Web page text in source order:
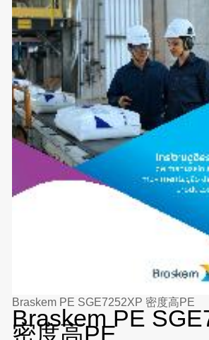
Braskem PE SGE7252XP 密度高PE
Braskem PE
密度高PE